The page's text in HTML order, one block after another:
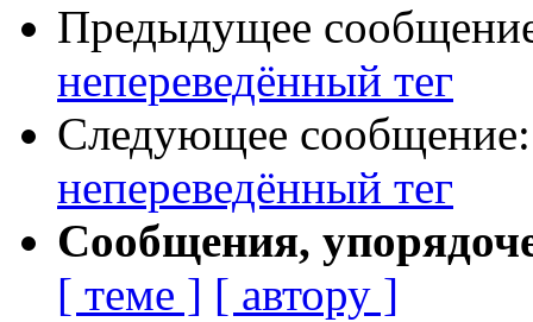
Предыдущее
непереведённый тег
Следующее
непереведённый тег
Сообщения,
[ теме ] [ автору ]